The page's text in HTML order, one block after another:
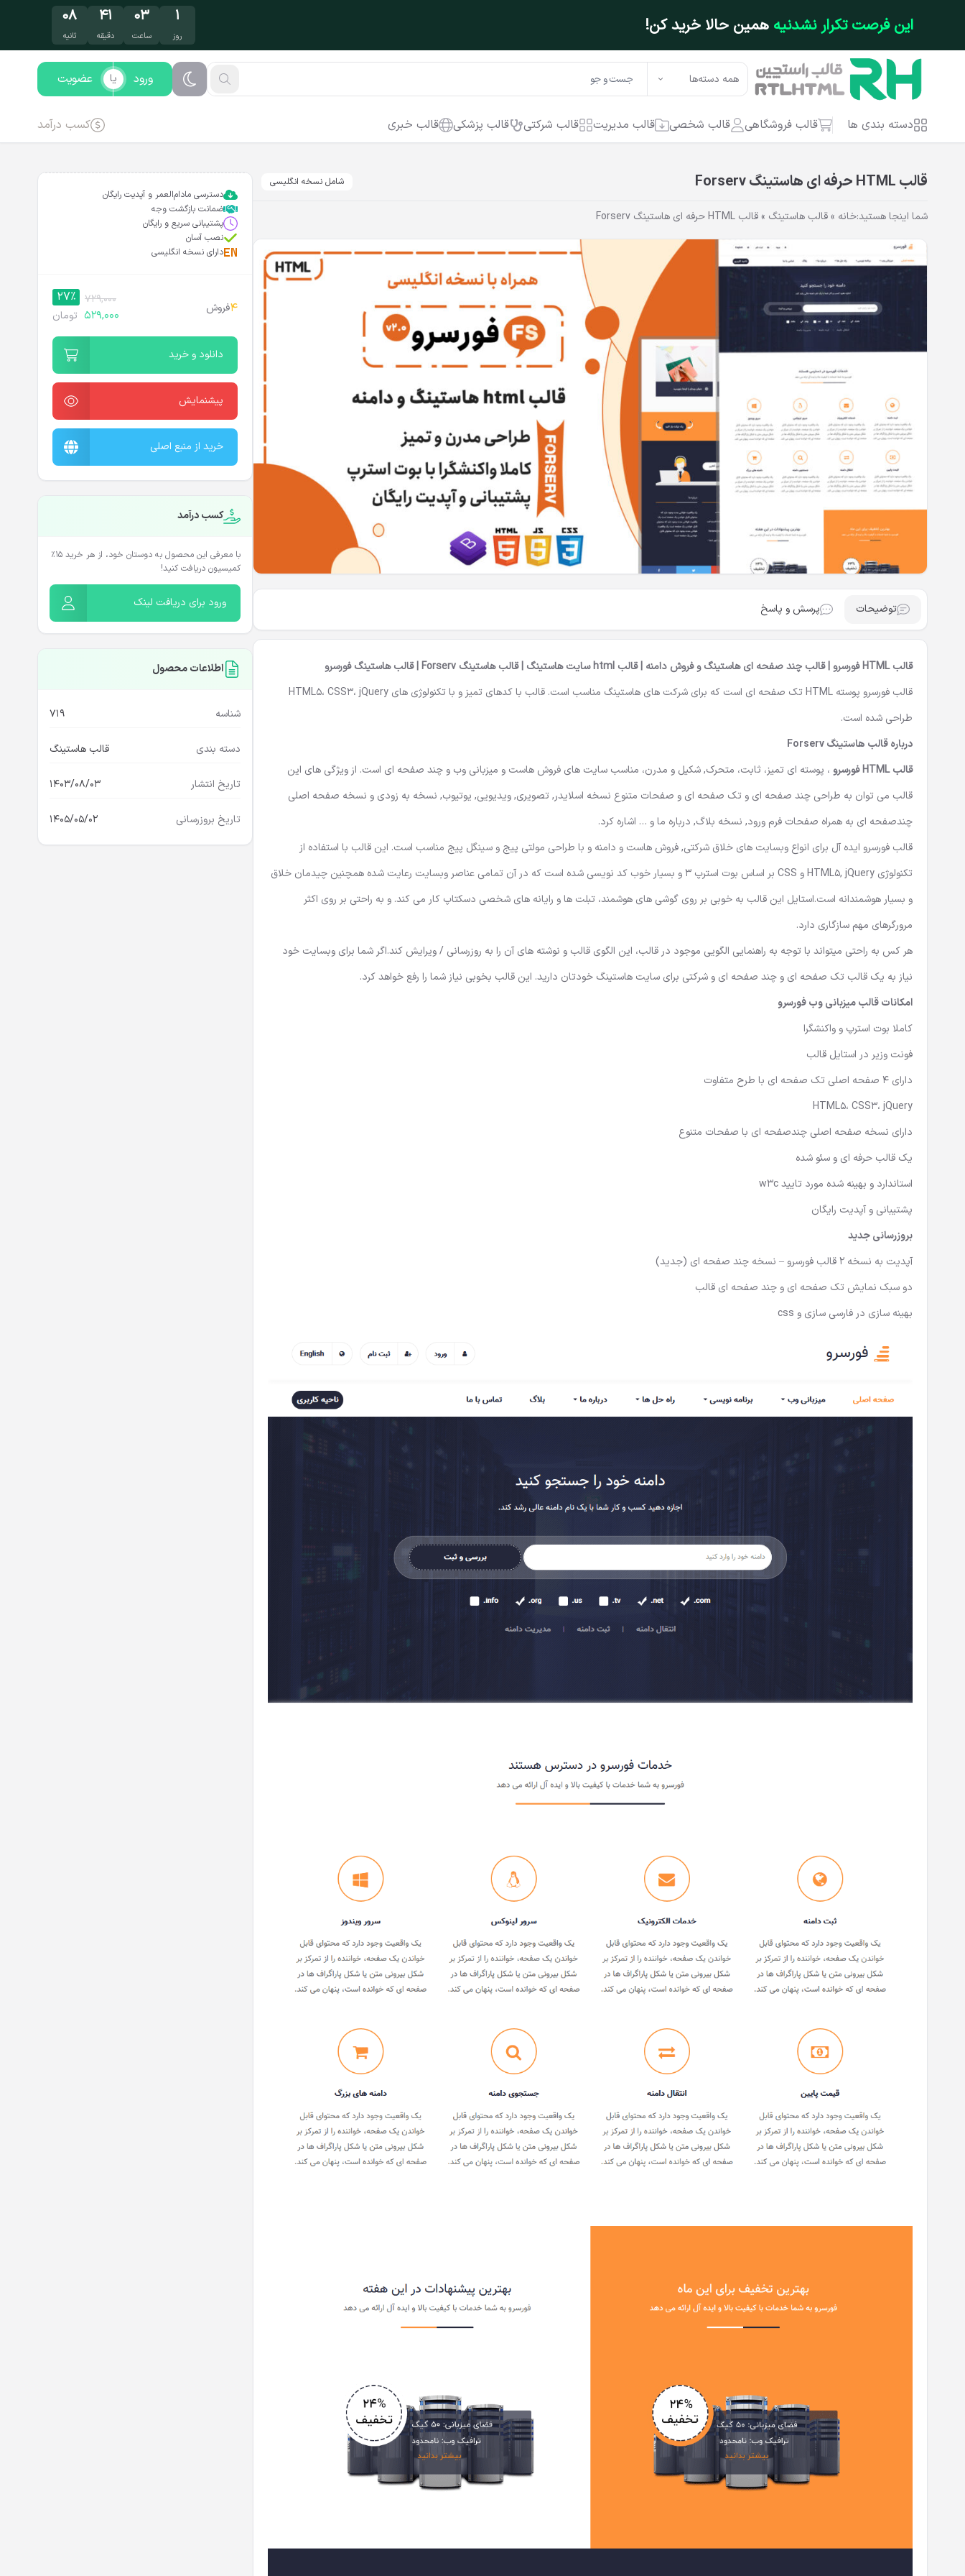
این فرصت تکرار نشدنیه همین حالا خرید کن! ۱
روز
۰۳
ساعت
۴۱
دقیقه
۰۷
ثانیه
همه دسته‌ها ورود عضویت یا
دسته بندی ها قالب فروشگاهی قالب شخصی قالب مدیریت قالب شرکتی قالب پزشکی قالب خبری کسب درآمد
قالب HTML حرفه ای هاستینگ Forserv شامل نسخه انگلیسی
شما اینجا هستید:خانه »قالب هاستینگ »قالب HTML حرفه ای هاستینگ Forserv
توضیحات پرسش و پاسخ
قالب HTML فورسرو | قالب چند صفحه ای هاستینگ و فروش دامنه | قالب html سایت هاستینگ | قالب هاستینگ Forserv | قالب هاستینگ فورسرو
قالب فورسرو پوسته HTML تک صفحه ای است که برای شرکت های هاستینگ مناسب است. قالب با کدهای تمیز و با تکنولوژی های HTML5، CSS3، jQuery
طراحی شده است.
درباره قالب هاستینگ Forserv
قالب HTML فورسرو
، پوسته ای تمیز، ثابت، متحرک, شکیل و مدرن، مناسب سایت های فروش هاست و میزبانی وب و چند صفحه ای است. از ویژگی های این
قالب می توان به طراحی چند صفحه ای و تک صفحه ای و صفحات متنوع نسخه اسلایدر, تصویری, ویدیویی, یوتیوب, نسخه به زودی و نسخه صفحه اصلی
چندصفحه ای به همراه صفحات فرم ورود, نسخه بلاگ, درباره ما و … اشاره کرد.
قالب فورسرو ایده آل برای انواع وبسایت های خلاق شرکتی, فروش هاست و دامنه و با طراحی مولتی پیج و سینگل پیج مناسب است. این قالب با استفاده از
تکنولوژی HTML5, jQuery و CSS بر اساس بوت استرپ 3 و بسیار خوب کد نویسی شده است که در آن تمامی عناصر وبسایت رعایت شده همچنین چیدمان خلاق
و بسیار هوشمندانه است.استایل این قالب به خوبی بر روی گوشی های هوشمند، تبلت ها و رایانه های شخصی دسکتاپ کار می کند. و به راحتی بر روی اکثر
مرورگرهای مهم سازگاری دارد.
هر کس به راحتی میتواند با توجه به راهنمایی الگویی موجود در قالب، این الگوی قالب و نوشته های آن را به روزرسانی / ویرایش کند.اگر شما برای وبسایت خود
نیاز به یک قالب تک صفحه ای و چند صفحه ای و شرکتی برای سایت هاستینگ خودتان دارید. این قالب بخوبی نیاز شما را رفع خواهد کرد.
امکانات قالب میزبانی وب فورسرو
کاملا بوت استرپ و واکنشگرا
فونت وزیر در استایل قالب
دارای 4 صفحه اصلی تک صفحه ای با طرح متفاوت
HTML5، CSS3، jQuery
دارای نسخه صفحه اصلی چندصفحه ای با صفحات متنوع
یک قالب حرفه ای و سئو شده
استاندارد و بهینه شده مورد تایید w3c
پشتیبانی و آپدیت رایگان
بروزرسانی جدید
آپدیت به نسخه 2 قالب فورسرو – نسخه چند صفحه ای (جدید)
دو سبک نمایش تک صفحه ای و چند صفحه ای قالب
بهینه سازی در فارسی سازی و css
دسترسی مادام‌العمر و آپدیت رایگان
ضمانت بازگشت وجه
پشتیبانی سریع و رایگان
نصب آسان
دارای نسخه انگلیسی
4فروش
729,000
27%
529,000 تومان
دانلود و خرید
پیشنمایش
خرید از منبع اصلی
کسب درآمد
با معرفی این محصول به دوستان خود، از هر خرید ۱۵٪
کمیسیون دریافت کنید!
ورود برای دریافت لینک
اطلاعات محصول
شناسه 719
دسته بندی قالب هاستینگ
تاریخ انتشار 1403/08/03
تاریخ بروزرسانی 1405/05/02